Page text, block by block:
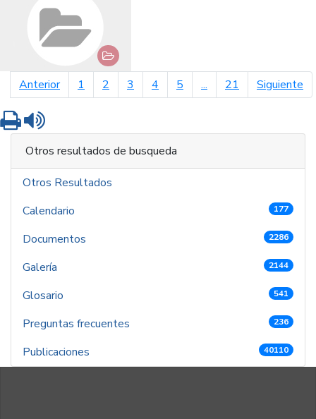
Anteriorpágina anterior
1 2 3 4 5 ... 21 Siguiente
Imprimir
Otros resultados de busqueda
Otros Resultados
Calendario
177
Documentos 2286
Galería 2144
Glosario 541
Preguntas frecuentes 236
Publicaciones 40110